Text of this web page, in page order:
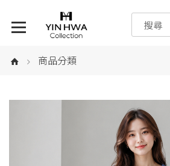
商品分類